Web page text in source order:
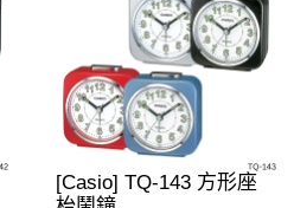
[Casio] TQ-143 方形座